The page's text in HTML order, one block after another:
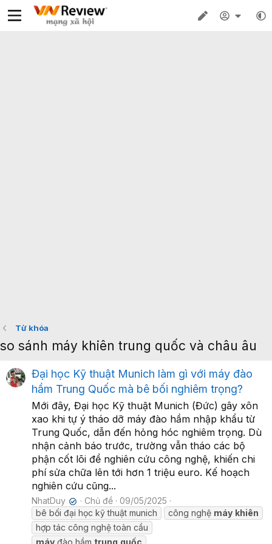
Từ khóa
so sánh máy khiên trung quốc và châu âu
Đại học Kỹ thuật Munich làm gì với máy đào
hầm Trung Quốc mà bê bối nghiêm trọng?
Mới đây, Đại học Kỹ thuật Munich (Đức) gây xôn
xao khi tự ý tháo dỡ máy đào hầm nhập khẩu từ
Trung Quốc, dẫn đến hỏng hóc nghiêm trọng. Dù
nhận cảnh báo trước, trường vẫn tháo các bộ
phận cốt lõi để nghiên cứu công nghệ, khiến chi
phí sửa chữa lên tới hơn 1 triệu euro. Kế hoạch
nghiên cứu cũng...
NhatDuy ✔ Chủ đề
09/05/2025
bê bối đại học kỹ thuật munich
công nghệ máy khiên
hợp tác công nghệ toàn cầu